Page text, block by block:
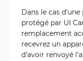
Dans le cas
protégé par UI
remplacement
recevrez un
d'avoir renvoyé